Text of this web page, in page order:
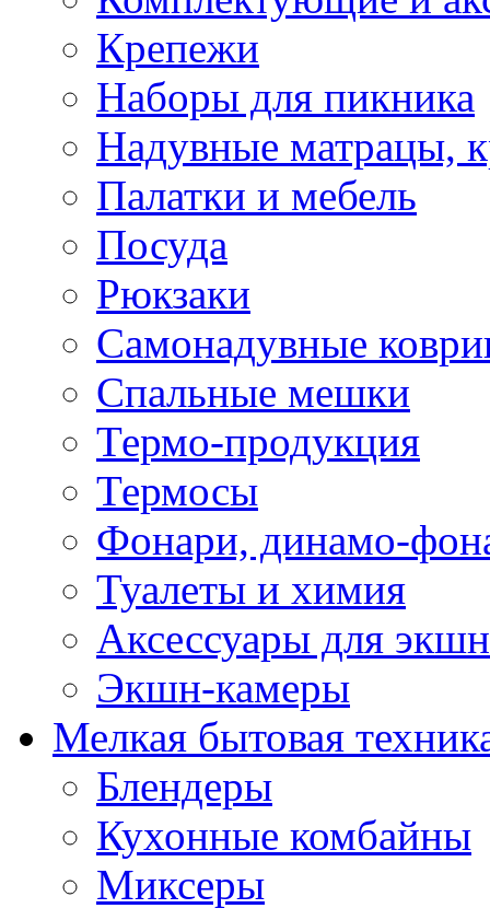
Крепежи
Наборы для пикника
Надувные матрацы,
Палатки и мебель
Посуда
Рюкзаки
Самонадувные
Спальные мешки
Термо-продукция
Термосы
Фонари, динамо-
Туалеты и химия
Аксессуары для
Экшн-камеры
Мелкая бытовая
Блендеры
Кухонные комбайны
Миксеры